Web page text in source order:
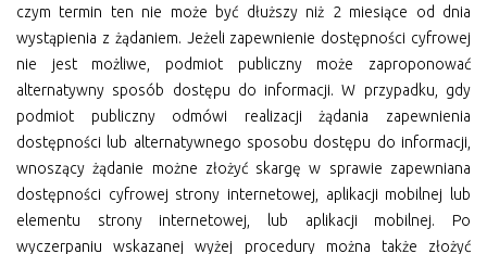
czym termin ten nie może być dłuższy niż 2 miesiące od dnia
wystąpienia z żądaniem. Jeżeli zapewnienie dostępności cyfrowej
nie jest możliwe, podmiot publiczny może zaproponować
alternatywny sposób dostępu do informacji. W przypadku, gdy
podmiot publiczny odmówi realizacji żądania zapewnienia
dostępności lub alternatywnego sposobu dostępu do informacji,
wnoszący żądanie możne złożyć skargę w sprawie zapewniana
dostępności cyfrowej strony internetowej, aplikacji mobilnej lub
elementu strony internetowej, lub aplikacji mobilnej. Po
wyczerpaniu wskazanej wyżej procedury można także złożyć